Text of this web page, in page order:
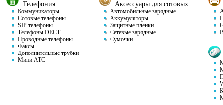
Телефония
Коммуникаторы
Сотовые телефоны
SIP телефоны
Телефоны DECT
Проводные телефоны
Факсы
Дополнительные трубки
Мини АТС
Аксессуары для сотовых
Автомобильные зарядные
Аккумуляторы
Защитные пленки
Сетевые зарядные
Сумочки